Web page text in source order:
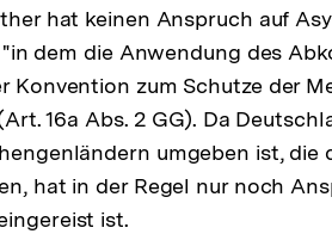
hat keinen Anspruch auf
dem die Anwendung des
Konvention zum Schutze der
16a Abs. 2 GG). Da
umgeben ist, die
hat in der Regel nur noch
ist.